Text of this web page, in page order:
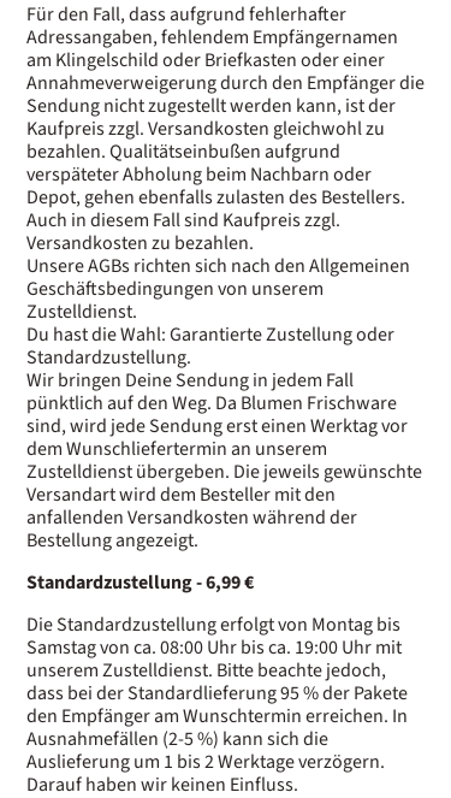
Für den Fall, dass aufgrund fehlerhafter
Adressangaben, fehlendem Empfängernamen
am Klingelschild oder Briefkasten oder einer
Annahmeverweigerung durch den Empfänger die
Sendung nicht zugestellt werden kann, ist der
Kaufpreis zzgl. Versandkosten gleichwohl zu
bezahlen. Qualitätseinbußen aufgrund
verspäteter Abholung beim Nachbarn oder
Depot, gehen ebenfalls zulasten des Bestellers.
Auch in diesem Fall sind Kaufpreis zzgl.
Versandkosten zu bezahlen.
Unsere AGBs richten sich nach den Allgemeinen
Geschäftsbedingungen von unserem
Zustelldienst.
Du hast die Wahl: Garantierte Zustellung oder
Standardzustellung.
Wir bringen Deine Sendung in jedem Fall
pünktlich auf den Weg. Da Blumen Frischware
sind, wird jede Sendung erst einen Werktag vor
dem Wunschliefertermin an unserem
Zustelldienst übergeben. Die jeweils gewünschte
Versandart wird dem Besteller mit den
anfallenden Versandkosten während der
Bestellung angezeigt.
Standardzustellung - 6,99 €
Die Standardzustellung erfolgt von Montag bis
Samstag von ca. 08:00 Uhr bis ca. 19:00 Uhr mit
unserem Zustelldienst. Bitte beachte jedoch,
dass bei der Standardlieferung 95 % der Pakete
den Empfänger am Wunschtermin erreichen. In
Ausnahmefällen (2-5 %) kann sich die
Auslieferung um 1 bis 2 Werktage verzögern.
Darauf haben wir keinen Einfluss.